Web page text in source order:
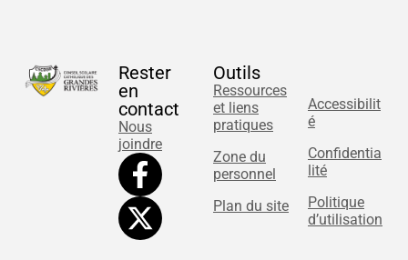
Rester
en
contact
Nous
joindre
Outils
Ressources
et liens
pratiques
Zone du
personnel
Plan du site
Accessibilit
é
Confidentia
lité
Politique
d’utilisation